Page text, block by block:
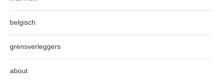
belgisch
grensverleggers
about